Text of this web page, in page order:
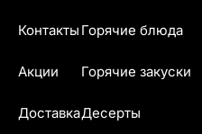
Контакты
Акции
Доставка
Горячие блюда
Горячие закуски
Десерты